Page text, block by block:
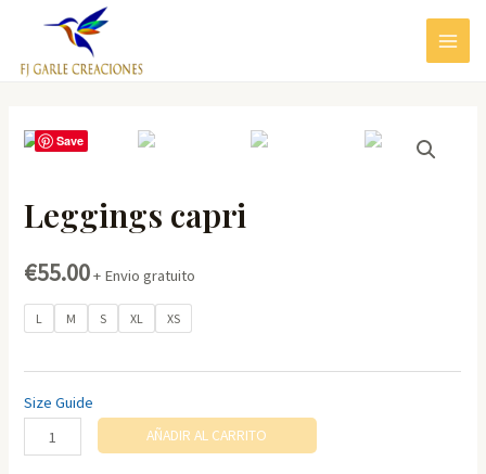
contenido
MAIN
Save
Leggings capri
€55.00+ Envio gratuito
L M S XL XS
Size Guide
Leggings
capri
AÑADIR AL CARRITO